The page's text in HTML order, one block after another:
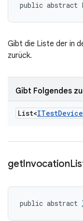
public abstract
Gibt die Liste der in
zurück.
Gibt Folgendes
List<ITestDevice
getInvocation
public abstract